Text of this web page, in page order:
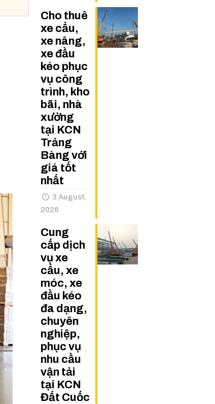
Cho thuê
xe cẩu,
xe nâng,
xe đầu
kéo phục
vụ công
trình, kho
bãi, nhà
xưởng
tại KCN
Trảng
Bàng với
giá tốt
nhất
3 August,
2026
Cung
cấp dịch
vụ xe
cẩu, xe
móc, xe
đầu kéo
đa dạng,
chuyên
nghiệp,
phục vụ
nhu cầu
vận tải
tại KCN
Đất Cuốc